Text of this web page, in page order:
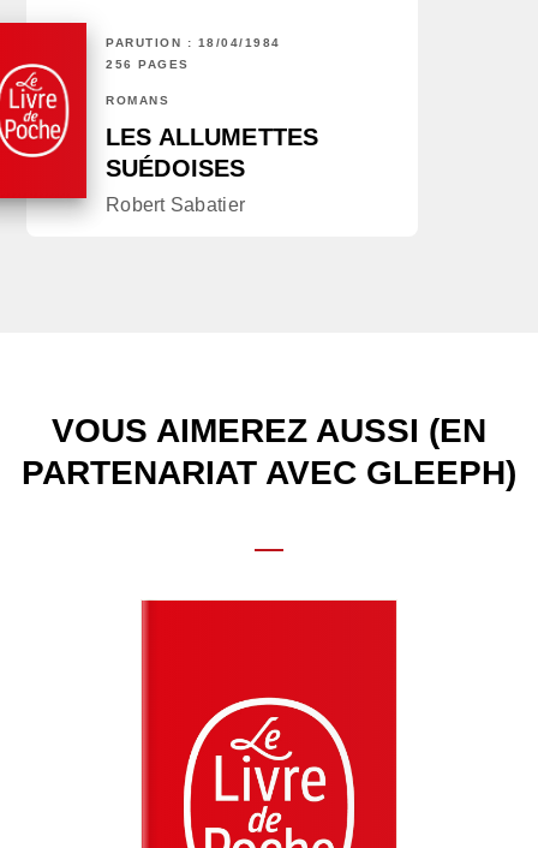
PARUTION : 18/04/1984
256 PAGES
ROMANS
LES ALLUMETTES
SUÉDOISES
Robert Sabatier
VOUS AIMEREZ AUSSI (EN
PARTENARIAT AVEC GLEEPH)